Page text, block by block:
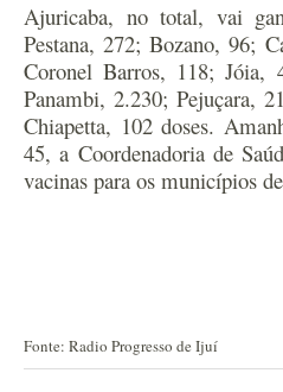
Ajuricaba, no total, vai
Pestana, 272; Bozano, 96;
Coronel Barros, 118; Jóia,
Panambi, 2.230; Pejuçara,
Chiapetta, 102 doses.
45, a Coordenadoria de
vacinas para os municípios
Fonte: Radio Progresso de Ijuí